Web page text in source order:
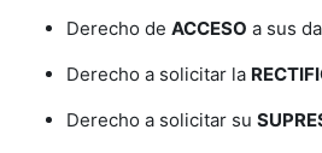
Derecho de ACCESO a sus
Derecho a solicitar la
Derecho a solicitar su